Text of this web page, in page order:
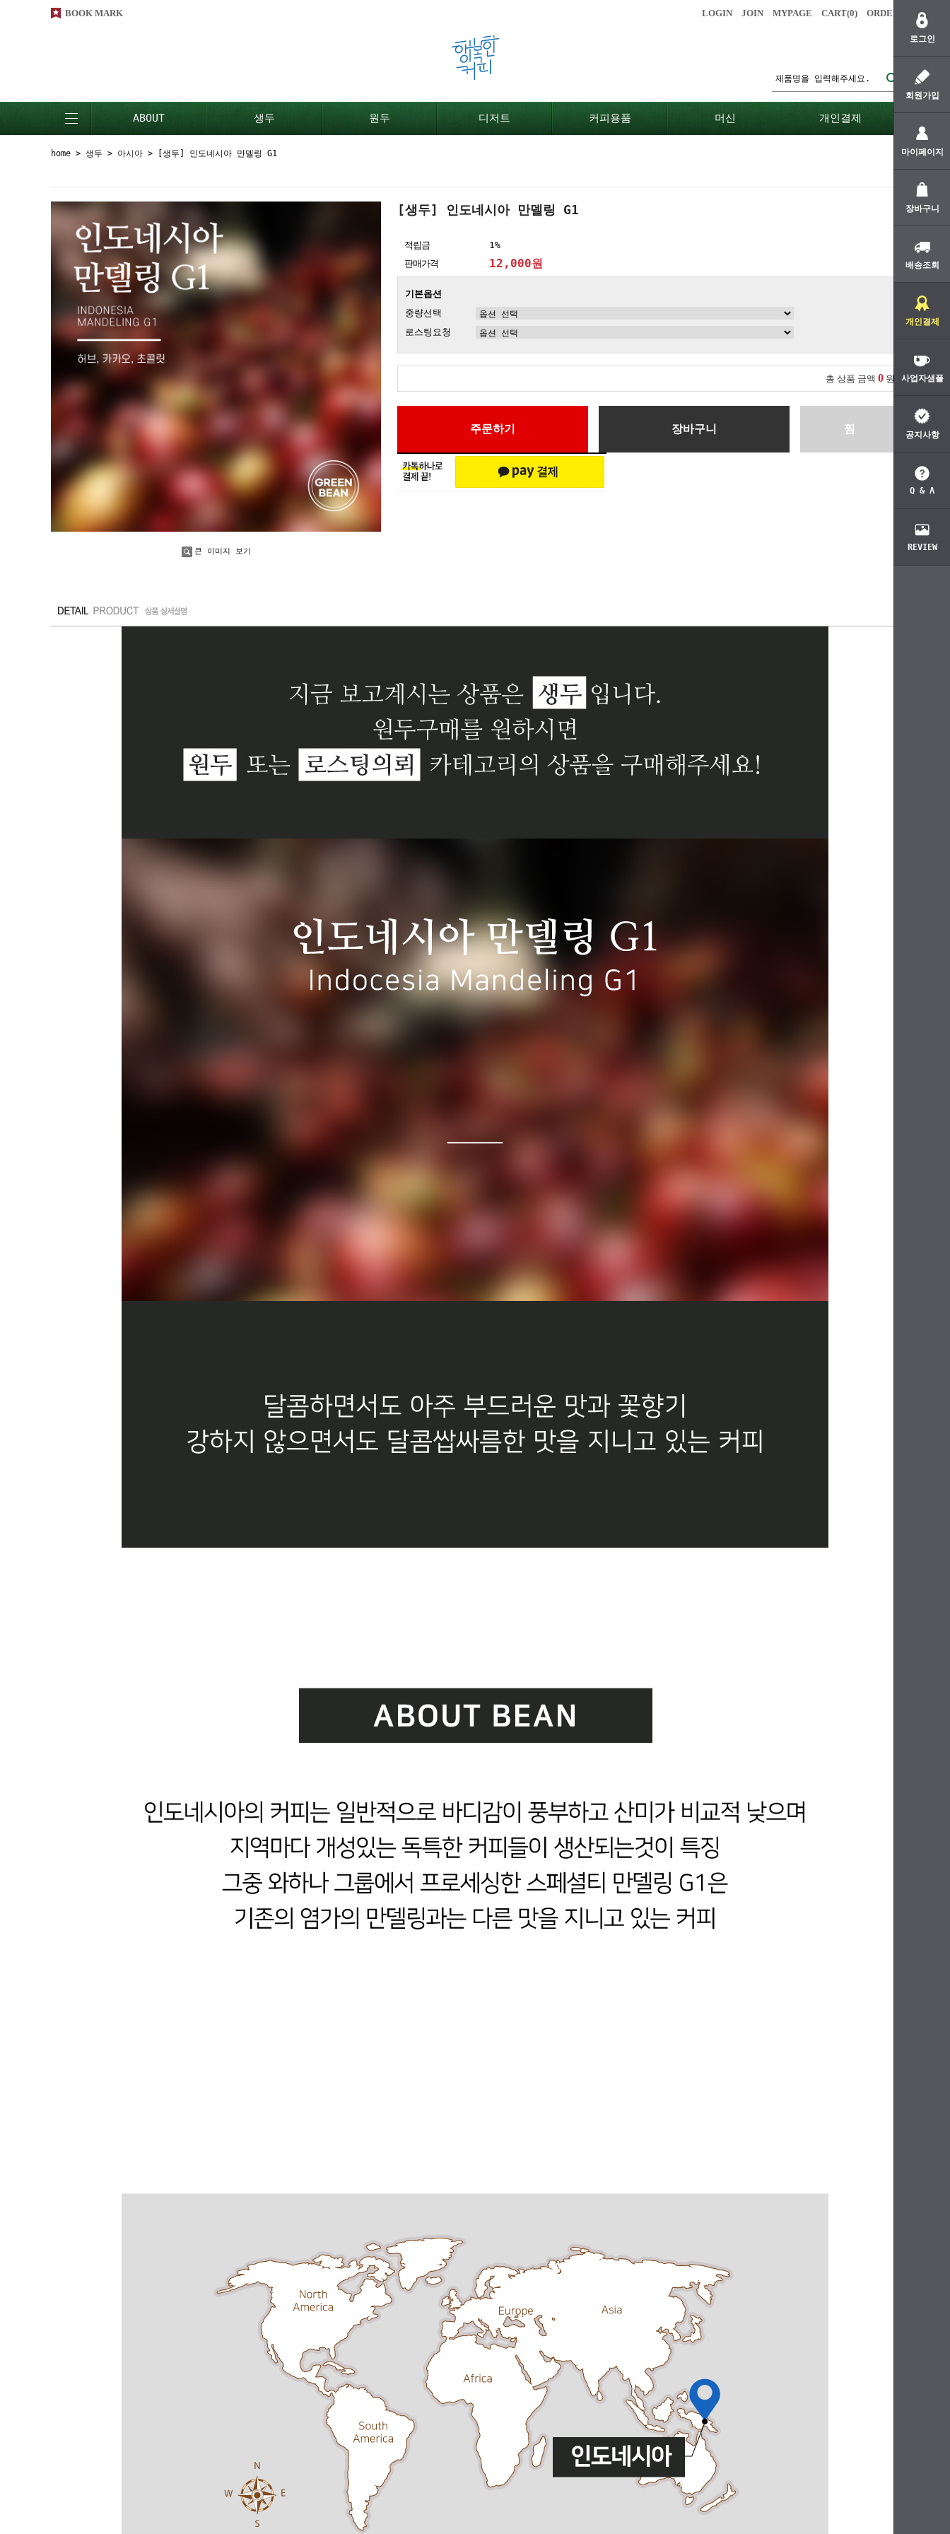
로그인
회원가입
마이페이지
장바구니
배송조회
개인결제
사업자샘플
공지사항
Q & A
REVIEW
BOOK MARK LOGIN JOIN MYPAGE CART(0) ORDER
ABOUT 생두 원두 디저트 커피용품 머신 개인결제
home > 생두 > 아시아 > [생두] 인도네시아 만델링 G1
큰 이미지 보기
[생두] 인도네시아 만델링 G1
적립금
1%
판매가격
12,000원
기본옵션
중량선택
로스팅요청
총 상품 금액 0 원
주문하기 장바구니 찜